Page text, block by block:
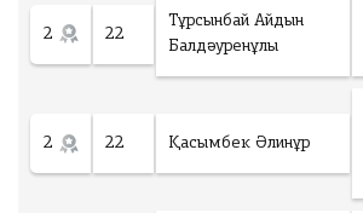
2 22
Тұрсынбай Айдын
Балдәуренұлы
2 22 Қасымбек Әлинұр